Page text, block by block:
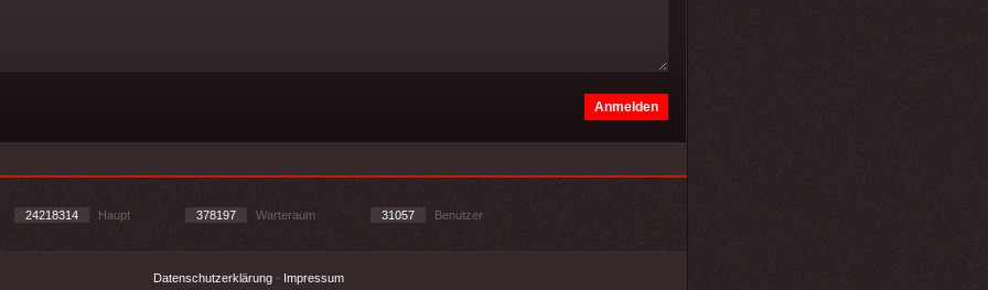
24218314 Haupt 378197 Warteraum 31057 Benutzer
Datenschutzerklärung- Impressum